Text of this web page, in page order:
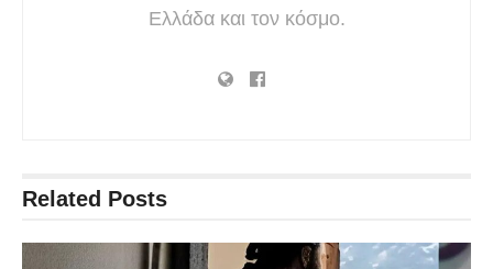
Ελλάδα και τον κόσμο.
Related Posts